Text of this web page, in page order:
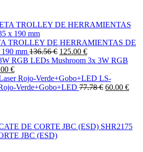
TROLLEY DE HERRAMIENTAS DE
mm 136.56 € 125.00 €
Mushroom 3x 3W RGB
€
LS-
Verde+Gobo+LED 77.78 € 60.00 €
SHR2175
JBC (ESD)